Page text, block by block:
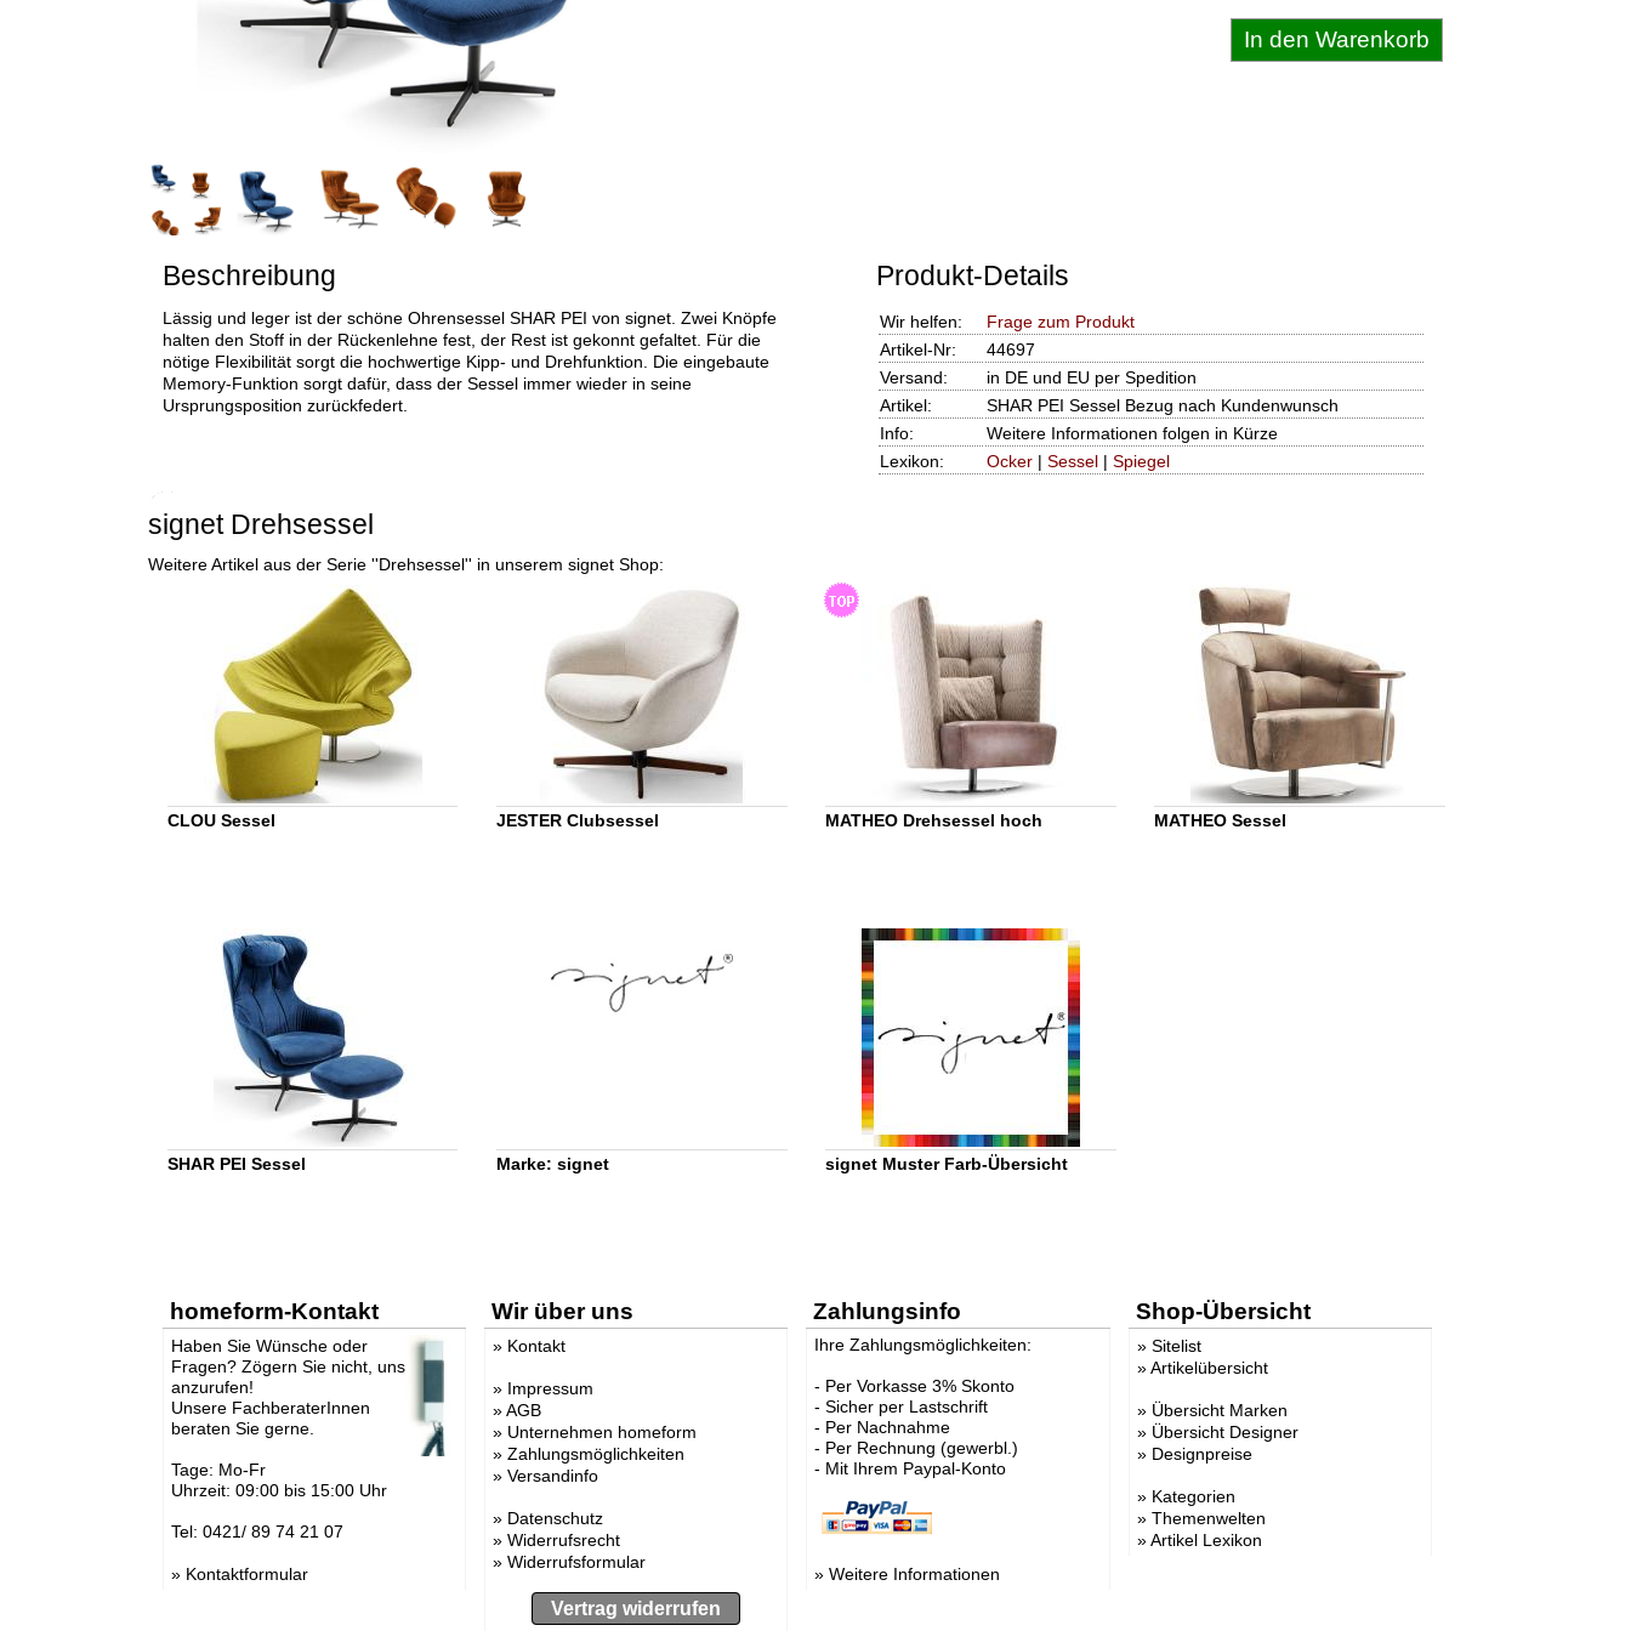
Beschreibung
Lässig und leger ist der schöne Ohrensessel SHAR PEI von signet. Zwei Knöpfe
halten den Stoff in der Rückenlehne fest, der Rest ist gekonnt gefaltet. Für die
nötige Flexibilität sorgt die hochwertige Kipp- und Drehfunktion. Die eingebaute
Memory-Funktion sorgt dafür, dass der Sessel immer wieder in seine
Ursprungsposition zurückfedert.
Produkt-Details
Wir helfen:
Frage zum Produkt
Artikel-Nr:
44697
Versand:
in DE und EU per Spedition
Artikel:
SHAR PEI Sessel Bezug nach Kundenwunsch
Info:
Weitere Informationen folgen in Kürze
Lexikon:
Ocker| Sessel| Spiegel
signet Drehsessel
Weitere Artikel aus der Serie ''Drehsessel'' in unserem signet Shop:
CLOU Sessel JESTER Clubsessel MATHEO Drehsessel hoch MATHEO Sessel
SHAR PEI Sessel Marke: signet signet Muster Farb-Übersicht
homeform-Kontakt
Haben Sie Wünsche oder
Fragen? Zögern Sie nicht, uns
anzurufen!
Unsere FachberaterInnen
beraten Sie gerne.
Tage: Mo-Fr
Uhrzeit: 09:00 bis 15:00 Uhr
Tel: 0421/ 89 74 21 07
» Kontaktformular
Wir über uns
» Kontakt
» Impressum
»AGB
» Unternehmen homeform
» Zahlungsmöglichkeiten
» Versandinfo
» Datenschutz
» Widerrufsrecht
» Widerrufsformular
Vertrag widerrufen
Zahlungsinfo
Ihre Zahlungsmöglichkeiten:
- Per Vorkasse 3% Skonto
- Sicher per Lastschrift
- Per Nachnahme
- Per Rechnung (gewerbl.)
- Mit Ihrem Paypal-Konto
»Weitere Informationen
Shop-Übersicht
» Sitelist
»Artikelübersicht
» Übersicht Marken
» Übersicht Designer
» Designpreise
» Kategorien
» Themenwelten
»Artikel Lexikon